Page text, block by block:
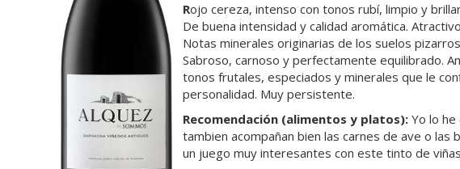
Rojo cereza, intenso con tonos rubí, limpio y
De buena intensidad y calidad aromática.
Notas minerales originarias de los suelos
Sabroso, carnoso y perfectamente equilibrado.
tonos frutales, especiados y minerales que le
personalidad. Muy persistente.
Recomendación (alimentos y platos): Yo lo
tambien acompañan bien las carnes de ave o las
un juego muy interesantes con este tinto de